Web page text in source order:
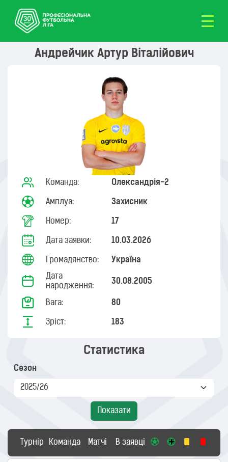
Андрейчик Артур Віталійович
Команда: Олександрія-2
Амплуа: Захисник
Номер: 17
Дата заявки: 10.03.2026
Громадянство: Україна
Дата
народження:
30.08.2005
Вага: 80
Зріст: 183
Статистика
Сезон
Показати
Турнір Команда Матчі В заявці